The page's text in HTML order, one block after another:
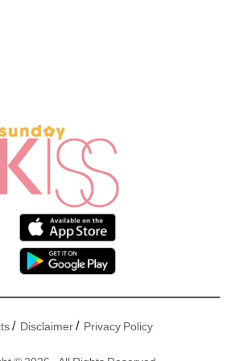
/ Disclaimer/ Privacy Policy